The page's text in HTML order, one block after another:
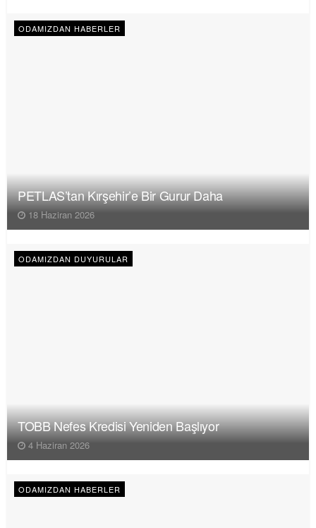
ODAMIZDAN HABERLER
PETLAS’tan Kırşehir’e Bir Gurur Daha
18 Haziran 2026
ODAMIZDAN DUYURULAR
TOBB Nefes Kredisi Yeniden Başlıyor
4 Haziran 2026
ODAMIZDAN HABERLER